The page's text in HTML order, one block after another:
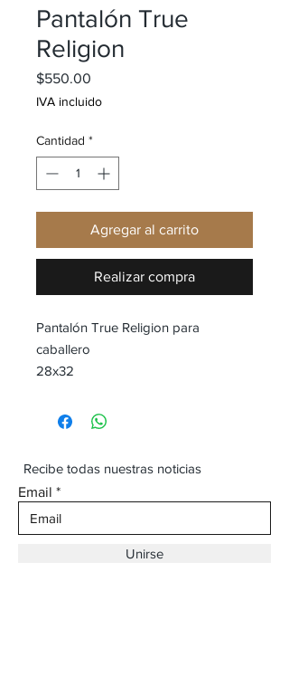
Pantalón True
Religion
$550.00
IVA incluido
Cantidad *
Agregar al carrito
Realizar compra
Pantalón True Religion para
caballero
28x32
Recibe todas nuestras noticias
Email
Unirse